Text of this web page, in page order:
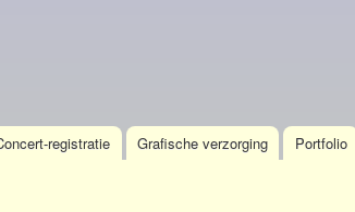
registratie Grafische verzorging Portfolio